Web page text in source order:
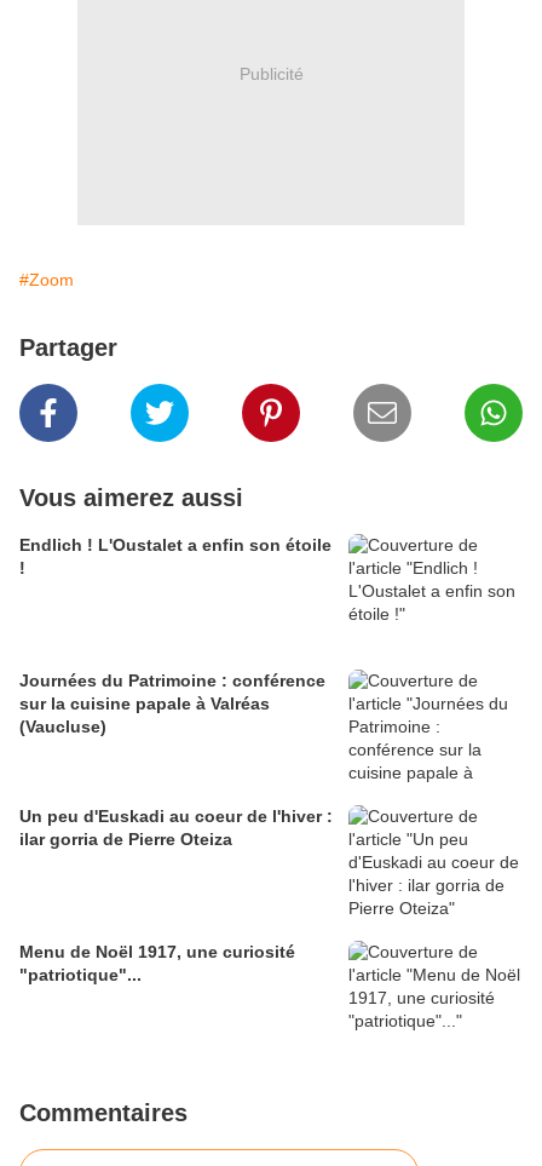
Publicité
#Zoom
Partager
Vous aimerez aussi
Endlich ! L'Oustalet a enfin son étoile
!
Journées du Patrimoine : conférence
sur la cuisine papale à Valréas
(Vaucluse)
Un peu d'Euskadi au coeur de l'hiver :
ilar gorria de Pierre Oteiza
Menu de Noël 1917, une curiosité
"patriotique"...
Commentaires